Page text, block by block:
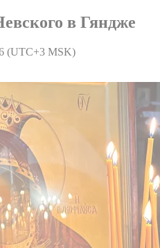
в Гяндже
(UTC+3 MSK)